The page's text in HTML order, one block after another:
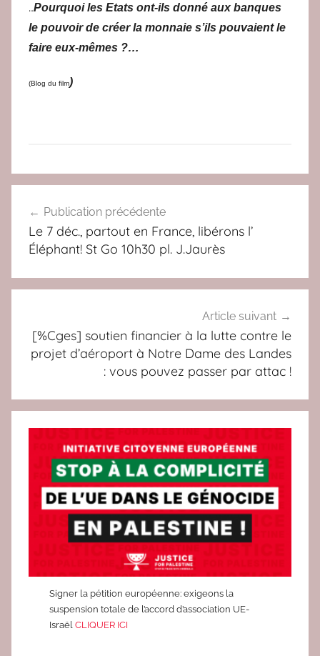
…Pourquoi les Etats ont-ils donné aux banques
le pouvoir de créer la monnaie s’ils pouvaient le
faire eux-mêmes ?…
(Blog du film)
A
U
A
E
R
I
L
de
l’article
Publication précédente
Le 7 déc., partout en France, libérons l’
Éléphant! St Go 10h30 pl. J.Jaurès
Article suivant
[%Cges] soutien financier à la lutte contre le
projet d’aéroport à Notre Dame des Landes
: vous pouvez passer par attac !
Signer la pétition européenne: exigeons la
suspension totale de l’accord d’association UE-
IsraëlCLIQUER ICI